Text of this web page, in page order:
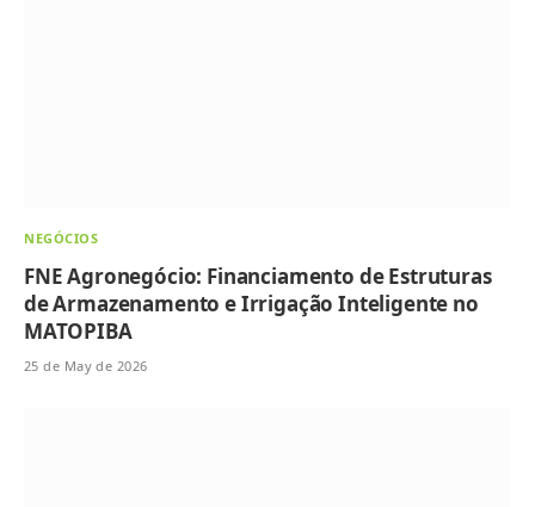
NEGÓCIOS
FNE Agronegócio: Financiamento de Estruturas
de Armazenamento e Irrigação Inteligente no
MATOPIBA
25 de May de 2026